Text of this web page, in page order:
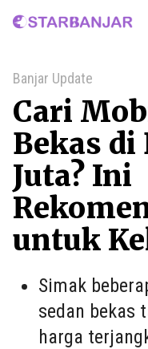
Home
Banjar Update
Cari
Bekas di
Juta? Ini
untuk
Simak
sedan bekas
harga